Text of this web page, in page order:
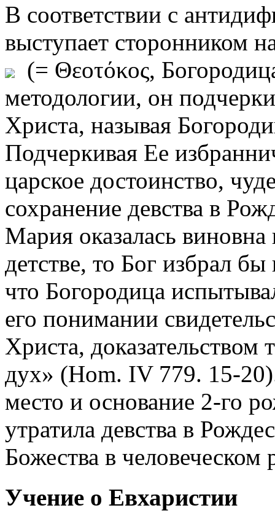
В соответствии с
выступает сторонником
(= Θεοτόκος,
методологии, он
Христа, называя
Подчеркивая Ее
царское достоинство,
сохранение девства в
Мария оказалась
детстве, то Бог избрал
что Богородица
его понимании
Христа,
дух» (Hom. IV 779. 15-
место и основание 2-го
утратила девства в
Божества в
Учение о Евхаристии